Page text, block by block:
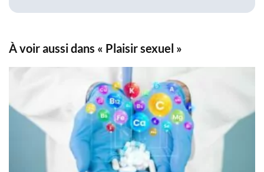
À voir aussi dans « Plaisir sexuel »